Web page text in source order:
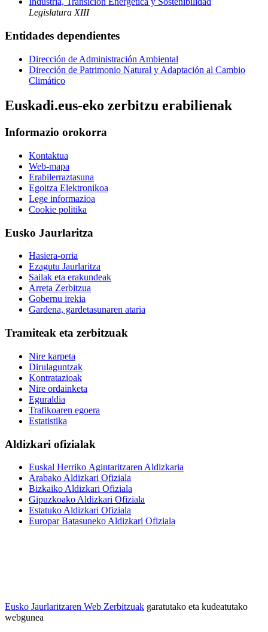
Legislatura XIII
Entidades dependientes
Dirección de Administración Ambiental
Dirección de Patrimonio Natural y Adaptación al Cambio
Climático
Euskadi.eus-eko zerbitzu erabilienak
Informazio orokorra
Kontaktua
Web-mapa
Erabilerraztasuna
Egoitza Elektronikoa
Lege informazioa
Cookie politika
Eusko Jaurlaritza
Hasiera-orria
Ezagutu Jaurlaritza
Sailak eta erakundeak
Arreta Zerbitzua
Gobernu irekia
Gardena, gardetasunaren ataria
Tramiteak eta zerbitzuak
Nire karpeta
Dirulaguntzak
Kontratazioak
Nire ordainketa
Eguraldia
Trafikoaren egoera
Estatistika
Aldizkari ofizialak
Euskal Herriko Agintaritzaren Aldizkaria
Arabako Aldizkari Ofiziala
Bizkaiko Aldizkari Ofiziala
Gipuzkoako Aldizkari Ofiziala
Estatuko Aldizkari Ofiziala
Europar Batasuneko Aldizkari Ofiziala
Eusko Jaurlaritzaren Web Zerbitzuak garatutako eta kudeatutako
webgunea